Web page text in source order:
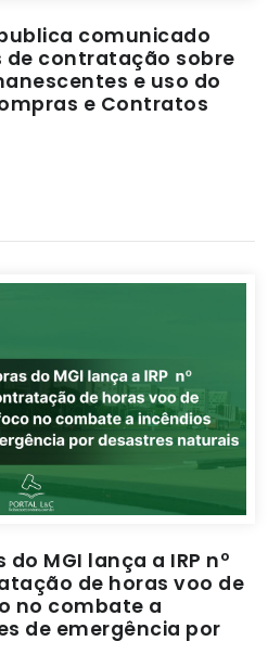
comunicado
contratação sobre
e uso do
e Contratos
MGI lança a IRP nº
de horas voo de
no combate a
de emergência por